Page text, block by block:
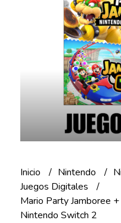
Inicio Nintendo
Juegos Digitales
Mario Party Jamboree
Nintendo Switch 2